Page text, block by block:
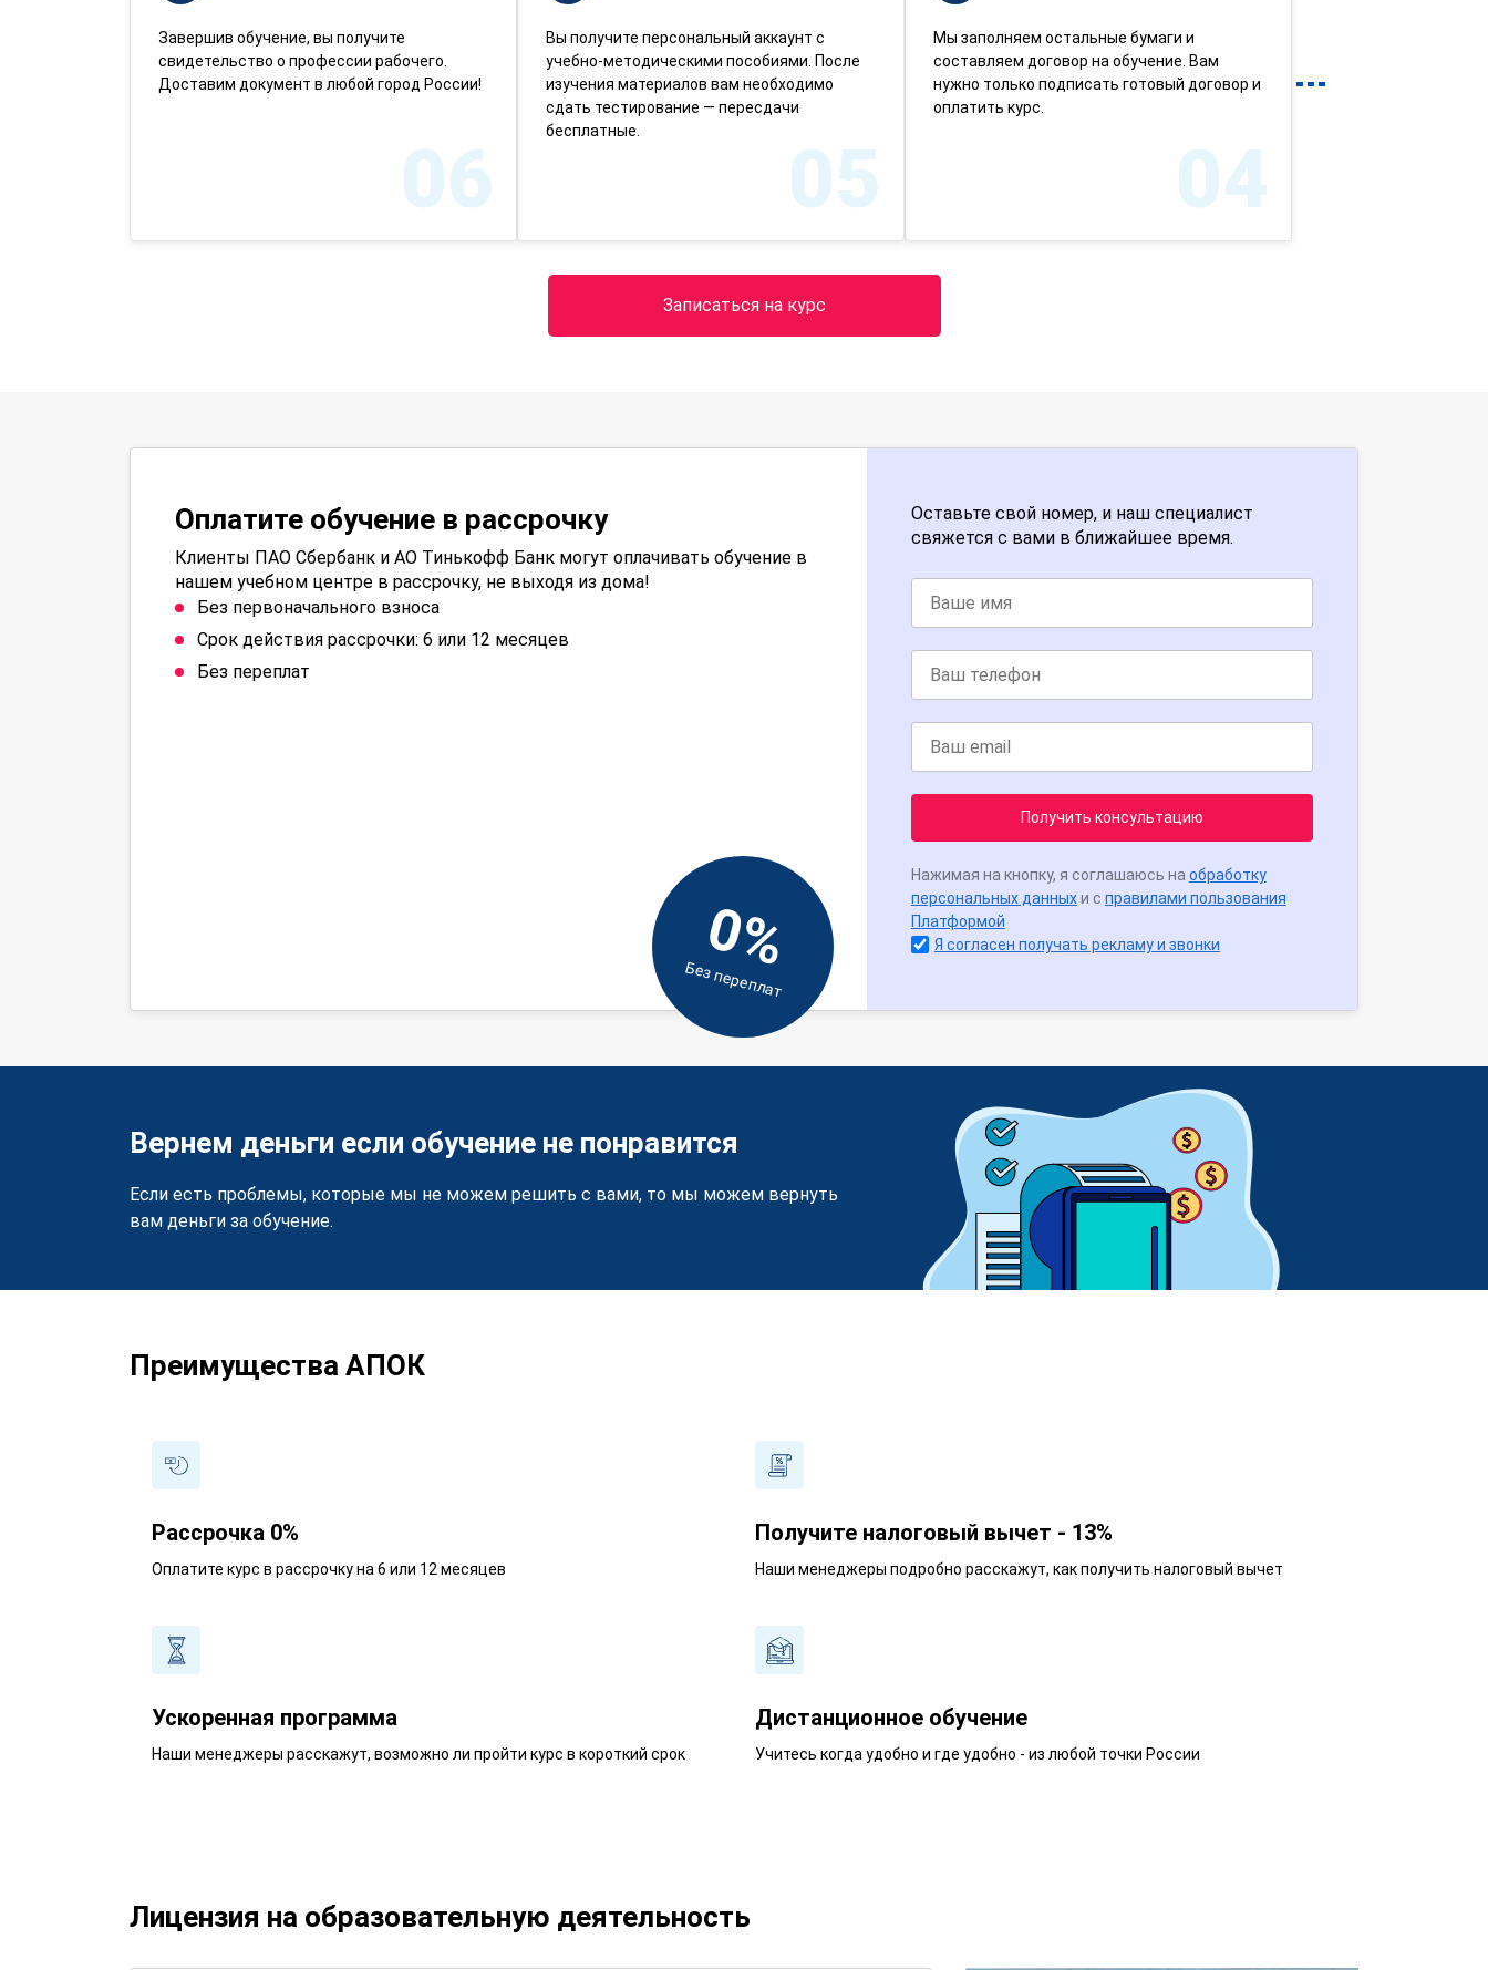
Мы заполняем остальные бумаги и
составляем договор на обучение. Вам
нужно только подписать готовый договор и
оплатить курс.
04
Вы получите персональный аккаунт с
учебно-методическими пособиями. После
изучения материалов вам необходимо
сдать тестирование — пересдачи
бесплатные.
05
Завершив обучение, вы получите
свидетельство о профессии рабочего.
Доставим документ в любой город России!
06
Записаться на курс
Оплатите обучение в рассрочку
Клиенты ПАО Сбербанк и АО Тинькофф Банк могут оплачивать обучение в
нашем учебном центре в рассрочку, не выходя из дома!
Без первоначального взноса
Срок действия рассрочки: 6 или 12 месяцев
Без переплат
0%
Без переплат
Оставьте свой номер, и наш специалист
свяжется с вами в ближайшее время.
Получить консультацию
Нажимая на кнопку, я соглашаюсь на обработку
персональных данныхи с правилами пользования
Платформой
Я согласен получать рекламу и звонки
Вернем деньги если обучение не понравится
Если есть проблемы, которые мы не можем решить с вами, то мы можем вернуть
вам деньги за обучение.
Преимущества АПОК
Рассрочка 0%
Оплатите курс в рассрочку на 6 или 12 месяцев
Получите налоговый вычет - 13%
Наши менеджеры подробно расскажут, как получить налоговый вычет
Ускоренная программа
Наши менеджеры расскажут, возможно ли пройти курс в короткий срок
Дистанционное обучение
Учитесь когда удобно и где удобно - из любой точки России
Лицензия на образовательную деятельность